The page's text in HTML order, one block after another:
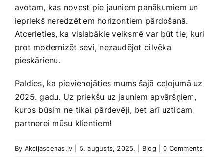
avotam, kas‍ novest pie jauniem panākumiem ‌un
iepriekš‌ neredzētiem‌ horizontiem⁢ pārdošanā.
Atcerieties, ka vislabākie veiksmē var būt tie, kuri
prot modernizēt‍ sevi, nezaudējot⁤ cilvēka
pieskārienu.
Paldies, ka pievienojāties mums šajā ceļojumā uz
2025. gadu. Uz priekšu uz ​jauniem apvāršņiem,
kuros ​būsim ne tikai pārdevēji, bet arī uzticami
partnerei mūsu klientiem!
By Akcijascenas.lv 5. augusts, 2025. Blog 0 Comments